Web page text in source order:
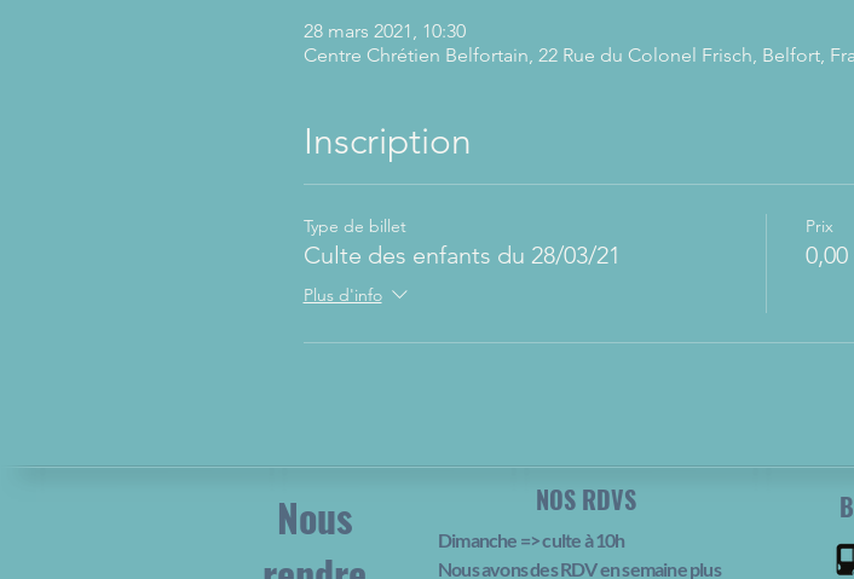
28 mars 2021, 10:30
Centre Chrétien Belfortain, 22 Rue du Colonel Frisch, Belfort,
Inscription
Type de billet
Culte des enfants du 28/03/21
Plus d'info
Prix
0,00
Nous
NOS RDVS
Dimanche => culte à 10h
Nous avons des RDV en semaine plus